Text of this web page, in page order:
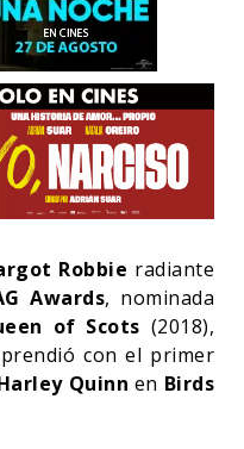
Robbie radiante
Awards, nominada
of Scots (2018),
con el primer
Quinn en Birds